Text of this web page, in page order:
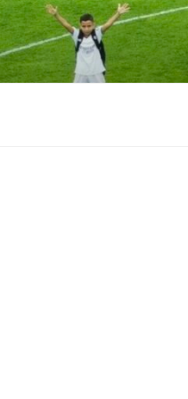
Zum
Inhalt
springen